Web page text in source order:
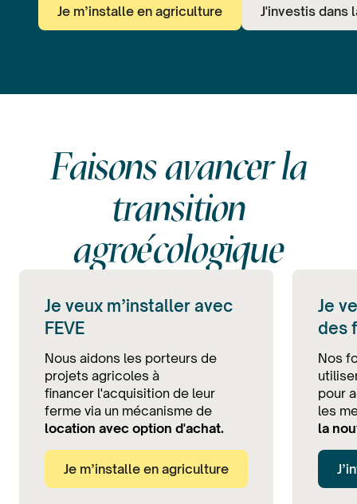
Je m’installe en agriculture J'investis dans
Faisons avancer la
transition
agroécologique
Je veux m’installer avec
FEVE
Nous aidons les porteurs de
projets agricoles à
financer l'acquisition de leur
ferme via un mécanisme de
location avec option d'achat.
Je m’installe en agriculture
Je
des
Nos
pour
les
la